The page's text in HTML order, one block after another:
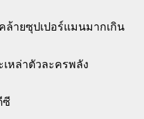
ายซุปเปอร์แมนมากเกิน
หล่าตัวละครพลัง
ซี